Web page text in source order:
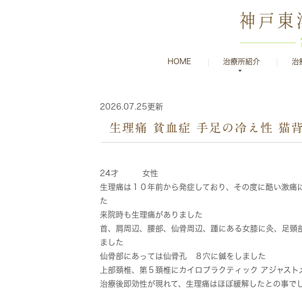
HOME 治療所紹介 治
2026.07.25更新
生理痛 貧血症 手足の冷え性 猫背
24才 女性
生理痛は１０年前から発症しており、その度に酷い激痛
た
来院時も生理痛がありました
首、肩周辺、腰部、仙骨周辺、踵にある女膝に灸、足頸
ました
仙骨部にあっては仙骨孔 ８穴に鍼をしました
上部頚椎、第５頚椎にカイロプラクティック アジャスト
治療後即効性が現れて、生理痛はほぼ緩解したとの事で